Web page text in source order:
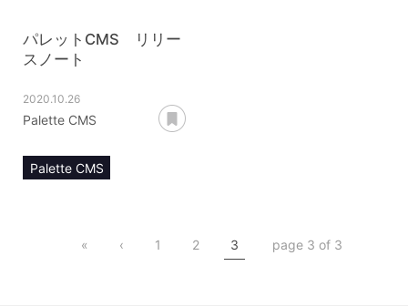
パレットCMS リリー
スノート
2020.10.26
Palette CMS
Palette CMS
« ‹ 1 2 3 page 3 of 3